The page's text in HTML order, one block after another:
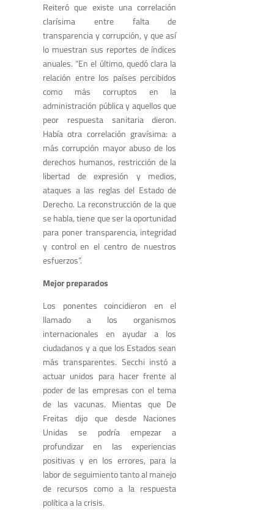
Reiteró que existe una correlación
clarísima entre falta de
transparencia y corrupción, y que así
lo muestran sus reportes de índices
anuales. “En el último, quedó clara la
relación entre los países percibidos
como más corruptos en la
administración pública y aquellos que
peor respuesta sanitaria dieron.
Había otra correlación gravísima: a
más corrupción mayor abuso de los
derechos humanos, restricción de la
libertad de expresión y medios,
ataques a las reglas del Estado de
Derecho. La reconstrucción de la que
se habla, tiene que ser la oportunidad
para poner transparencia, integridad
y control en el centro de nuestros
esfuerzos”.
Mejor preparados
Los ponentes coincidieron en el
llamado a los organismos
internacionales en ayudar a los
ciudadanos y a que los Estados sean
más transparentes. Secchi instó a
actuar unidos para hacer frente al
poder de las empresas con el tema
de las vacunas. Mientas que De
Freitas dijo que desde Naciones
Unidas se podría empezar a
profundizar en las experiencias
positivas y en los errores, para la
labor de seguimiento tanto al manejo
de recursos como a la respuesta
política a la crisis.